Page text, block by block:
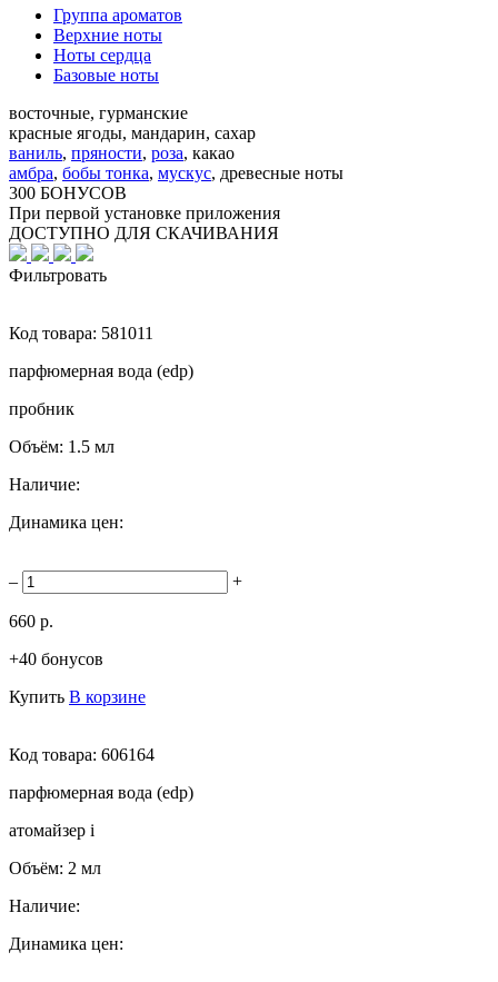
Группа ароматов
Верхние ноты
Ноты сердца
Базовые ноты
восточные, гурманские
красные ягоды, мандарин, сахар
ваниль, пряности, роза, какао
амбра, бобы тонка, мускус, древесные ноты
300 БОНУСОВ
При первой установке приложения
ДОСТУПНО ДЛЯ СКАЧИВАНИЯ
Фильтровать
Код товара: 581011
парфюмерная вода (edp)
пробник
Объём: 1.5 мл
Наличие:
Динамика цен:
– +
660 р.
+40 бонусов
Купить В корзине
Код товара: 606164
парфюмерная вода (edp)
атомайзер i
Объём: 2 мл
Наличие:
Динамика цен: